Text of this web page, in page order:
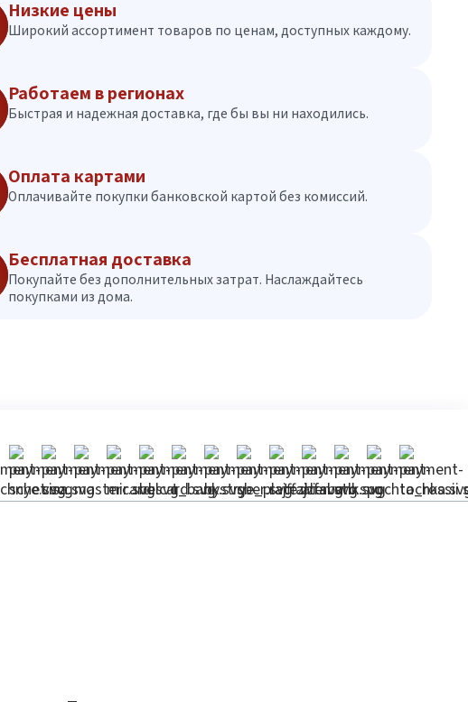
Низкие цены
Широкий ассортимент товаров по ценам, доступных каждому.
Работаем в регионах
Быстрая и надежная доставка, где бы вы ни находились.
Оплата картами
Оплачивайте покупки банковской картой без комиссий.
Бесплатная доставка
Покупайте без дополнительных затрат. Наслаждайтесь
покупками из дома.